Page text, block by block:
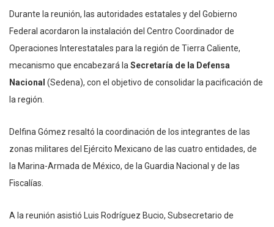
Durante la reunión, las autoridades estatales y del Gobierno
Federal acordaron la instalación del Centro Coordinador de
Operaciones Interestatales para la región de Tierra Caliente,
mecanismo que encabezará laSecretaría de la Defensa
Nacional (Sedena), con el objetivo de consolidar la pacificación de
la región.
Delfina Gómez resaltó la coordinación de los integrantes de las
zonas militares del Ejército Mexicano de las cuatro entidades, de
la Marina-Armada de México, de la Guardia Nacional y de las
Fiscalías.
A la reunión asistió Luis Rodríguez Bucio, Subsecretario de